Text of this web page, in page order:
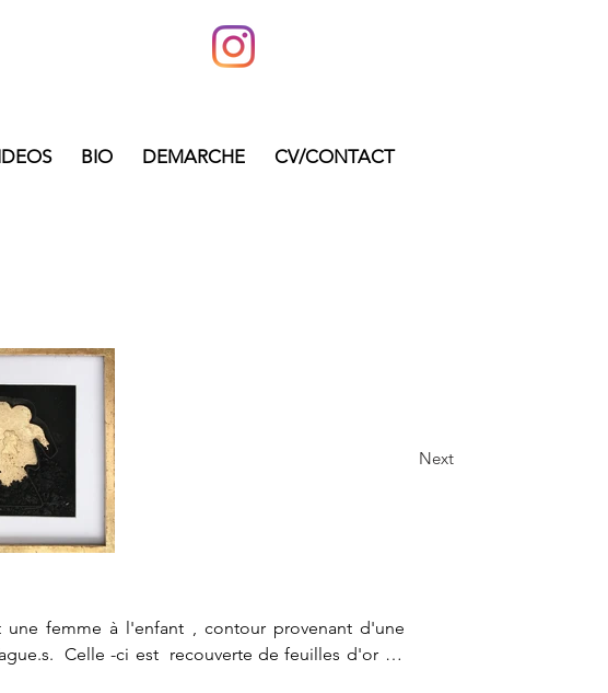
BIO DEMARCHE CV/CONTACT
femme à l'enfant , contour provenant d'une
Celle -ci est  recouverte de feuilles d'or  et
Next